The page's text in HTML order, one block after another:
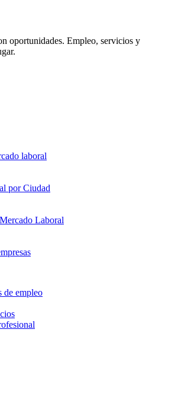
oportunidades. Empleo, servicios y
laboral
por Ciudad
Laboral
de empleo